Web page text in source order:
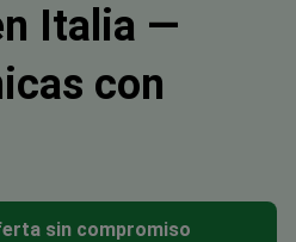
Italia —
con
sin compromiso